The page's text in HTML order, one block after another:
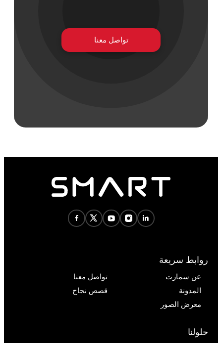
تواصل معنا
روابط سريعة
عن سمارت
تواصل معنا
المدونة
قصص نجاح
معرض الصور
حلولنا